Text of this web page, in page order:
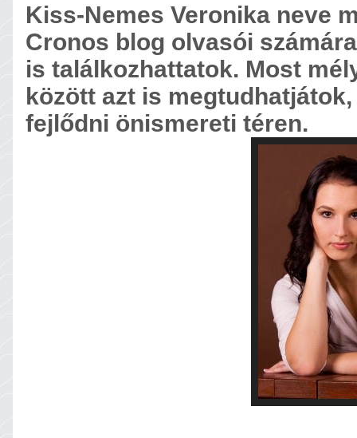
Kiss-Nemes Veronika neve
Cronos blog olvasói
is találkozhattatok. Most
között azt is
fejlődni önismereti téren.